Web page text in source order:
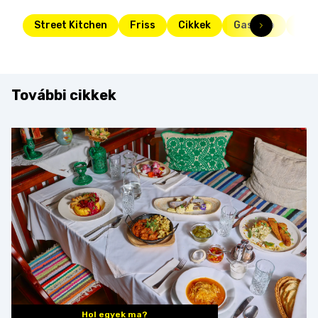
Street Kitchen Friss Cikkek Gasztro
További cikkek
Hol egyek ma?